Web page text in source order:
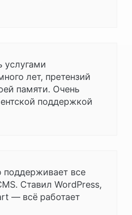
услугами
лет, претензий
памяти. Очень
поддержкой
поддерживает все
Ставил WordPress,
— всё работает